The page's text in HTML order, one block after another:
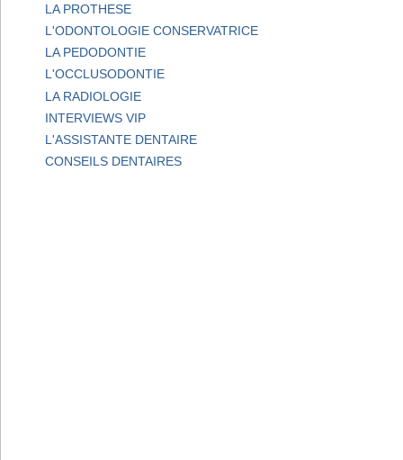
LA PROTHESE
L'ODONTOLOGIE CONSERVATRICE
LA PEDODONTIE
L'OCCLUSODONTIE
LA RADIOLOGIE
INTERVIEWS VIP
L'ASSISTANTE DENTAIRE
CONSEILS DENTAIRES